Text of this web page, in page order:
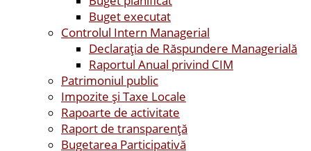
Buget executat
Controlul Intern Managerial
Declarația de Răspundere Managerială
Raportul Anual privind CIM
Patrimoniul public
Impozite și Taxe Locale
Rapoarte de activitate
Raport de transparenţă
Bugetarea Participativă